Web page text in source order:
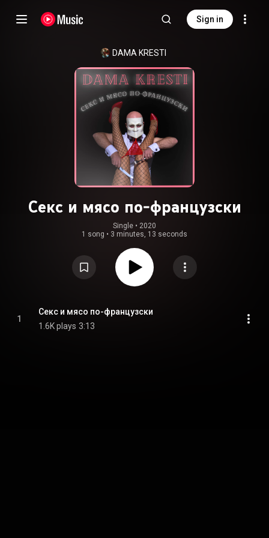
Sign in
DAMA KRESTI
Секс и мясо по-французски
Single • 2020
1 song • 3 minutes, 13 seconds
1
Секс и мясо по-французски
1.6K plays 3:13